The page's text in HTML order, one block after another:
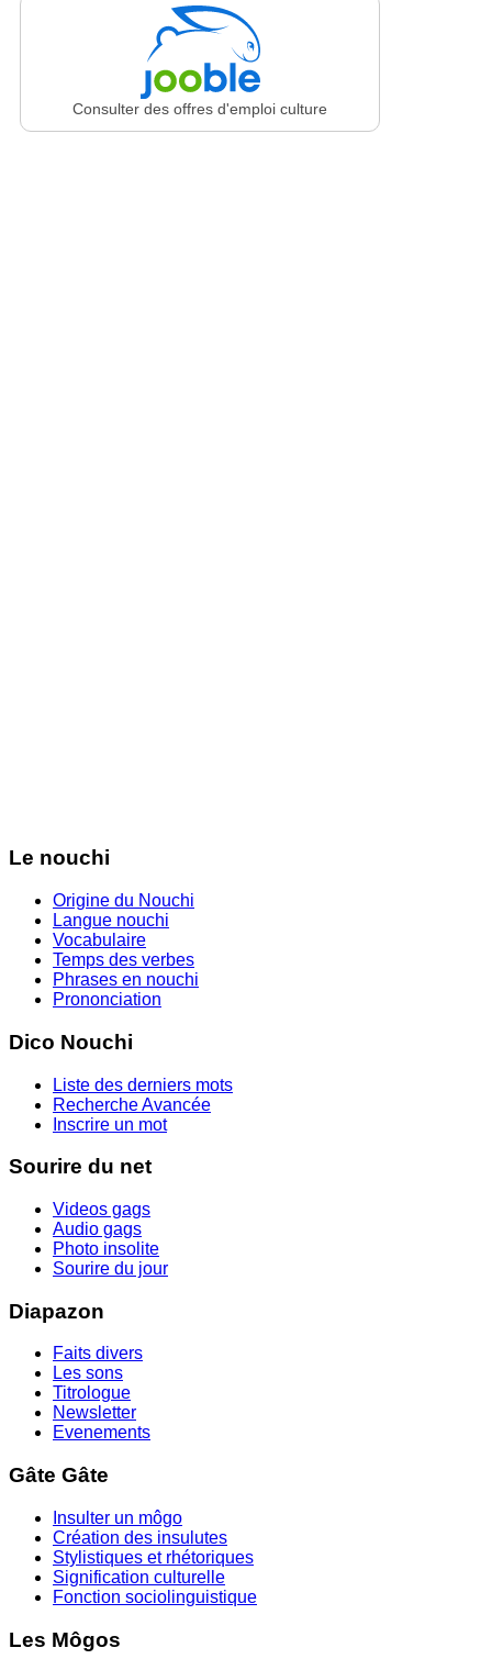
Consulter des offres d'emploi culture
Le nouchi
Origine du Nouchi
Langue nouchi
Vocabulaire
Temps des verbes
Phrases en nouchi
Prononciation
Dico Nouchi
Liste des derniers mots
Recherche Avancée
Inscrire un mot
Sourire du net
Videos gags
Audio gags
Photo insolite
Sourire du jour
Diapazon
Faits divers
Les sons
Titrologue
Newsletter
Evenements
Gâte Gâte
Insulter un môgo
Création des insulutes
Stylistiques et rhétoriques
Signification culturelle
Fonction sociolinguistique
Les Môgos